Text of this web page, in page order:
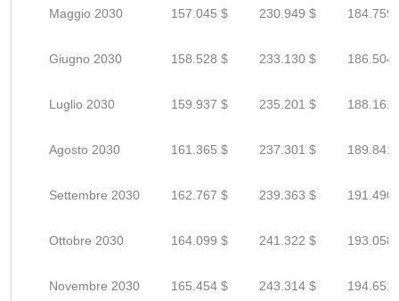
Maggio 2030 157.045 $ 230.949 $ 184.759
Giugno 2030 158.528 $ 233.130 $ 186.504
Luglio 2030 159.937 $ 235.201 $ 188.161
Agosto 2030 161.365 $ 237.301 $ 189.841
Settembre 2030 162.767 $ 239.363 $ 191.490
Ottobre 2030 164.099 $ 241.322 $ 193.058
Novembre 2030 165.454 $ 243.314 $ 194.651